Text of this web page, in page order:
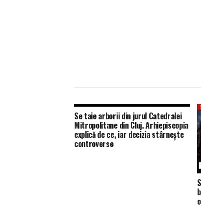
Se taie arborii din jurul Catedralei
Mitropolitane din Cluj. Arhiepiscopia
explică de ce, iar decizia stârnește
controverse